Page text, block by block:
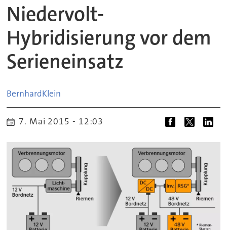
Niedervolt-
Hybridisierung vor dem
Serieneinsatz
BernhardKlein
7. Mai 2015 - 12:03